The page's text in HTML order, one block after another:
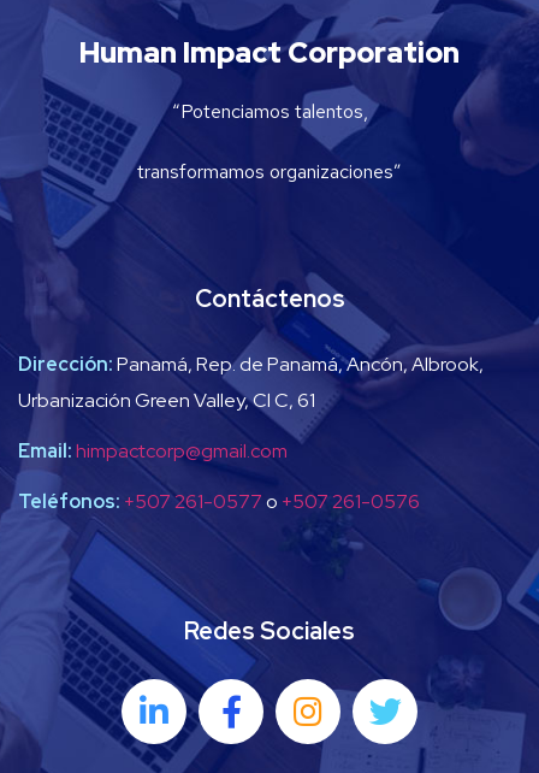
Human Impact Corporation
“Potenciamos talentos,
transformamos organizaciones”
Contáctenos
Dirección:Panamá, Rep. de Panamá, Ancón, Albrook,
Urbanización Green Valley, Cl C, 61
Email:himpactcorp@gmail.com
Teléfonos: +507 261-0577o +507 261-0576
Redes Sociales